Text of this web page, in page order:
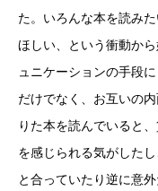
た。いろんな本を読み
ほしい、という衝動か
ュニケーションの手段
だけでなく、お互いの
りた本を読んでいると
を感じられる気がした
と合っていたり逆に意